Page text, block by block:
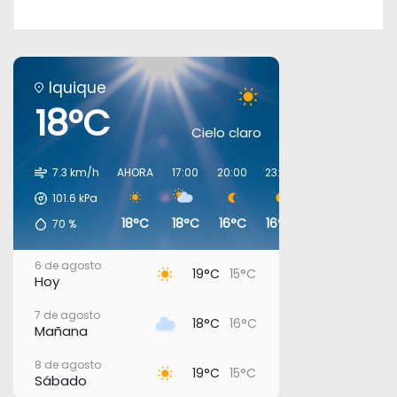
Iquique
18°C Cielo claro
7.3 km/h
101.6 kPa
70 %
AHORA
18°C
17:00
18°C
20:00
16°C
23:00
16°C
6 de agosto
Hoy 19°C 15°C
7 de agosto
Mañana 18°C 16°C
8 de agosto
Sábado 19°C 15°C